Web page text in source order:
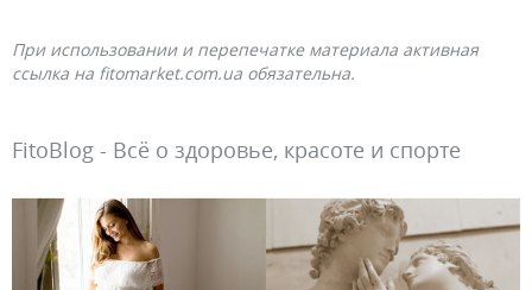
При использовании и перепечатке материала активная
ссылка на fitomarket.com.ua обязательна.
FitoBlog - Всё о здоровье, красоте и спорте